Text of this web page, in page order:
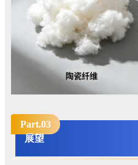
Part.03
展望